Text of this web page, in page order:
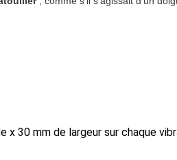
x 30 mm de largeur sur chaque